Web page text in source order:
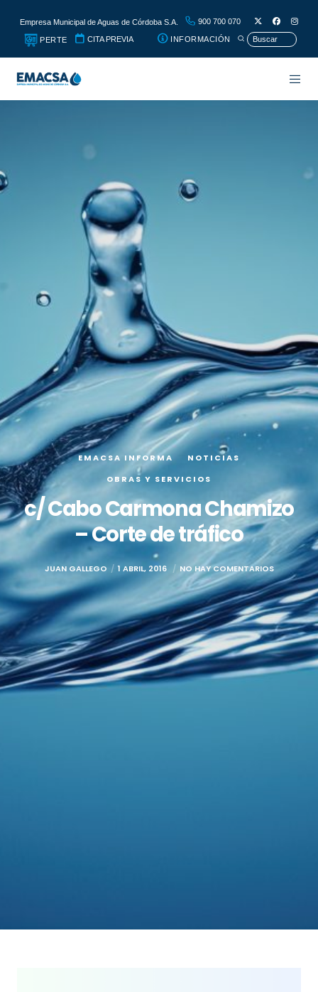
Empresa Municipal de Aguas de Córdoba S.A. 900 700 070
PERTE CITA PREVIA INFORMACIÓN
EMACSA INFORMA
NOTICIAS
OBRAS Y SERVICIOS
c/ Cabo Carmona Chamizo
– Corte de tráfico
JUAN GALLEGO 1 ABRIL, 2016 NO HAY COMENTARIOS